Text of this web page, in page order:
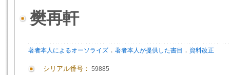
樊再軒
著者本人によるオーソライズ ． 著者本人が提供した書目 ． 資料改正
シリアル番号： 59885